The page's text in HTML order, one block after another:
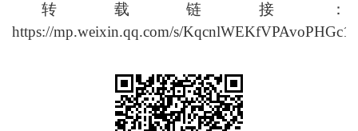
转载链接：
https://mp.weixin.qq.com/s/